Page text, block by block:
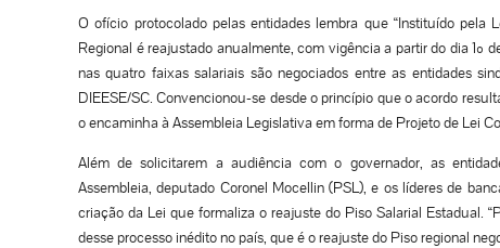
O ofício protocolado pelas entidades lembra que “Instituído
Regional é reajustado anualmente, com vigência a partir do dia 1º
nas quatro faixas salariais são negociados entre as entidades
DIEESE/SC. Convencionou-se desde o princípio que o acordo
o encaminha à Assembleia Legislativa em forma de Projeto de Lei
Além de solicitarem a audiência com o governador, as
Assembleia, deputado Coronel Mocellin (PSL), e os líderes de
criação da Lei que formaliza o reajuste do Piso Salarial Estadual.
desse processo inédito no país, que é o reajuste do Piso regional